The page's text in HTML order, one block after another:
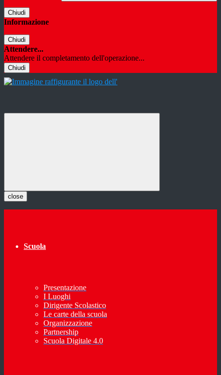
Chiudi
Informazione
Chiudi
Attendere...
Attendere il completamento dell'operazione...
Chiudi
close
Scuola
Presentazione
I Luoghi
Dirigente Scolastico
Le carte della scuola
Organizzazione
Partnership
Scuola Digitale 4.0